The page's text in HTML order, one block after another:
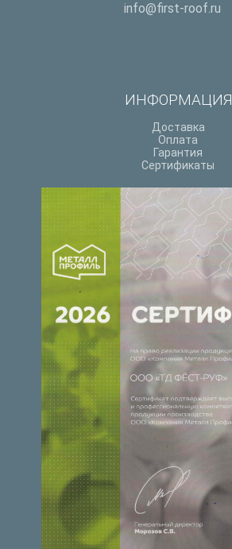
info@first-roof.ru
ИНФОРМАЦИЯ
Доставка
Оплата
Гарантия
Сертификаты